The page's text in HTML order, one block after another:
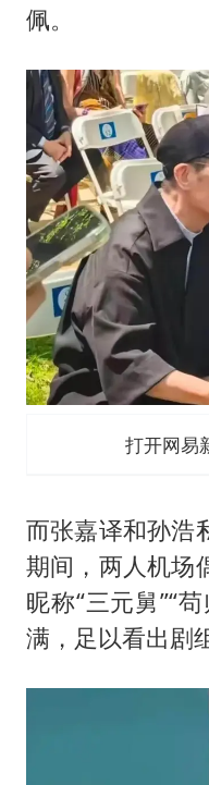
佩。
打开网易
而张嘉译和孙浩
期间，两人机场
昵称“三元舅”“
满，足以看出剧